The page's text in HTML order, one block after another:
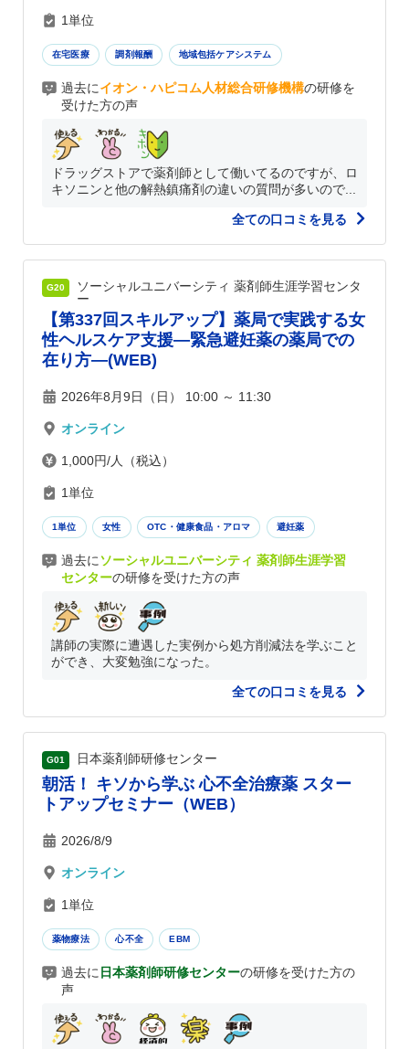
1単位
在宅医療 調剤報酬 地域包括ケアシステム
過去にイオン・ハピコム人材総合研修機構の研修を
受けた方の声
ドラッグストアで薬剤師として働いてるのですが、ロ
キソニンと他の解熱鎮痛剤の違いの質問が多いので...
全ての口コミを見る
G20
ソーシャルユニバーシティ 薬剤師生涯学習センタ
ー
【第337回スキルアップ】薬局で実践する女
性ヘルスケア支援―緊急避妊薬の薬局での
在り方―(WEB)
2026年8月9日（日） 10:00 ～ 11:30
オンライン
1,000円/人（税込）
1単位
1単位 女性 OTC・健康食品・アロマ 避妊薬
過去にソーシャルユニバーシティ 薬剤師生涯学習
センターの研修を受けた方の声
講師の実際に遭遇した実例から処方削減法を学ぶこと
ができ、大変勉強になった。
全ての口コミを見る
G01 日本薬剤師研修センター
朝活！ キソから学ぶ 心不全治療薬 スター
トアップセミナー（WEB）
2026/8/9
オンライン
1単位
薬物療法 心不全 EBM
過去に 日本薬剤師研修センターの研修を受けた方の
声